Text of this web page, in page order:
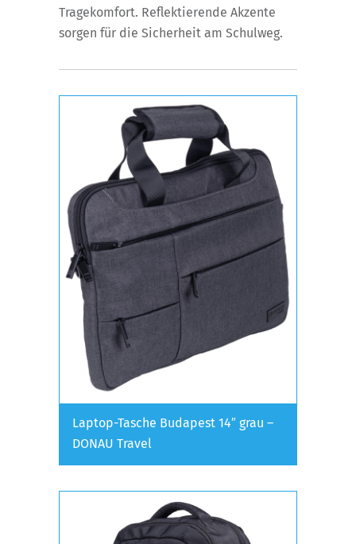
Tragekomfort. Reflektierende Akzente
sorgen für die Sicherheit am Schulweg.
Laptop-Tasche Budapest 14″ grau –
DONAU Travel